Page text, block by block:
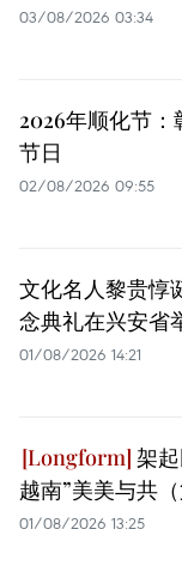
03/08/2026 03:34
2026年顺化节
节日
02/08/2026 09:55
文化名人黎贵惇
念典礼在兴安省
01/08/2026 14:21
架
越南”美美与共（
01/08/2026 13:25